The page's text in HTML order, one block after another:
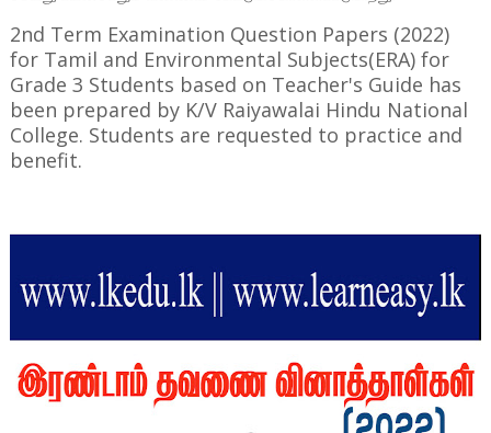
2nd Term Examination Question Papers (2022)
for Tamil and Environmental Subjects(ERA) for
Grade 3 Students based on Teacher's Guide has
been prepared by K/V Raiyawalai Hindu National
College. Students are requested to practice and
benefit.